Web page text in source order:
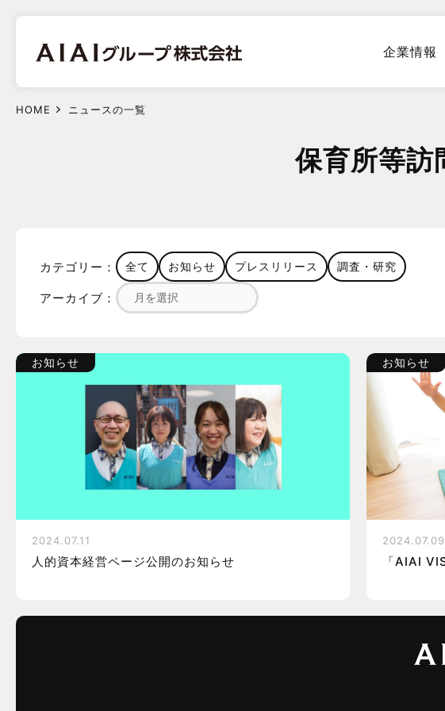
企業情報
HOME ニュースの一覧
保育所等訪
カテゴリー： 全て お知らせ プレスリリース 調査・研究
アーカイブ：
お知らせ
2024.07.11
人的資本経営ページ公開のお知らせ
お知らせ
2024.07.09
「AIAI